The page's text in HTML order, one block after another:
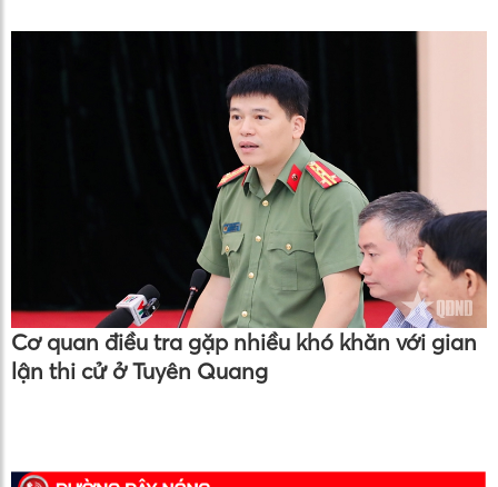
Cơ quan điều tra gặp nhiều khó khăn với gian
lận thi cử ở Tuyên Quang